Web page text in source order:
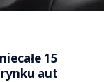
15
aut